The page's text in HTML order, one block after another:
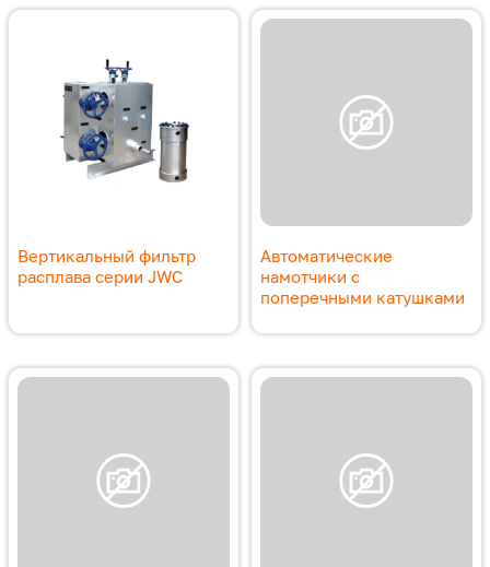
Вертикальный фильтр
расплава серии JWC
Автоматические
намотчики с
поперечными катушками